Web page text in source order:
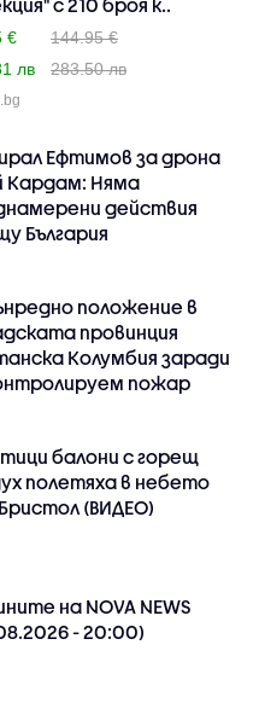
с 210 броя к..
€
144.95 €
лв
283.50 лв
Ефтимов за дрона
Кардам: Няма
действия
България
положение в
провинция
Колумбия заради
пожар
балони с горещ
полетяха в небето
(ВИДЕО)
на NOVA NEWS
- 20:00)